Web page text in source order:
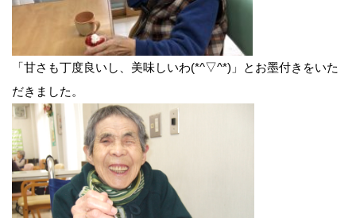
「甘さも丁度良いし、美味しいわ(*^▽^*)」とお墨付きをいた
だきました。